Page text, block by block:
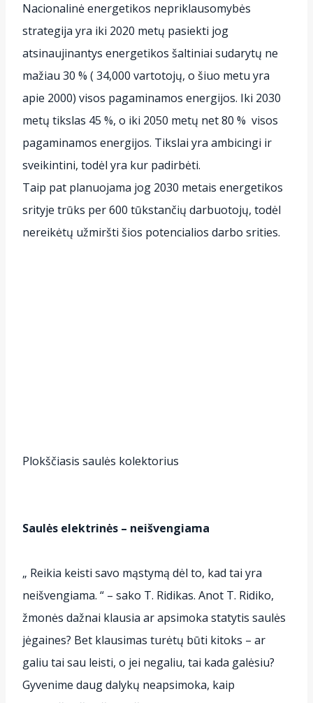
Nacionalinė energetikos nepriklausomybės
strategija yra iki 2020 metų pasiekti jog
atsinaujinantys energetikos šaltiniai sudarytų ne
mažiau 30 % ( 34,000 vartotojų, o šiuo metu yra
apie 2000) visos pagaminamos energijos. Iki 2030
metų tikslas 45 %, o iki 2050 metų net 80 % visos
pagaminamos energijos. Tikslai yra ambicingi ir
sveikintini, todėl yra kur padirbėti.
Taip pat planuojama jog 2030 metais energetikos
srityje trūks per 600 tūkstančių darbuotojų, todėl
nereikėtų užmiršti šios potencialios darbo srities.
Plokščiasis saulės kolektorius
Saulės elektrinės – neišvengiama
„ Reikia keisti savo mąstymą dėl to, kad tai yra
neišvengiama. “ – sako T. Ridikas. Anot T. Ridiko,
žmonės dažnai klausia ar apsimoka statytis saulės
jėgaines? Bet klausimas turėtų būti kitoks – ar
galiu tai sau leisti, o jei negaliu, tai kada galėsiu?
Gyvenime daug dalykų neapsimoka, kaip